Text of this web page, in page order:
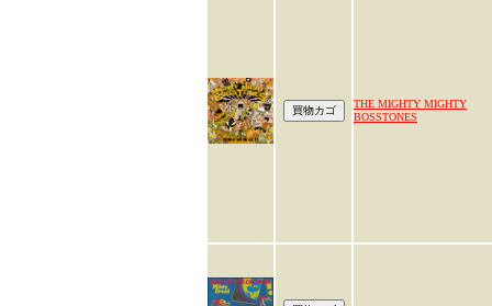
THE MIGHTY MIGHTY
BOSSTONES